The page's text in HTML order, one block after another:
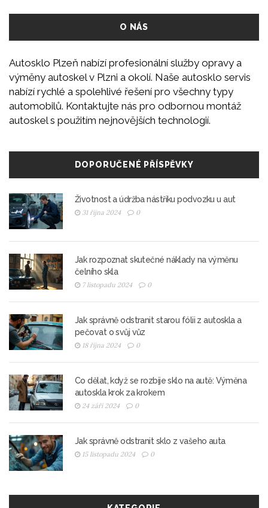
O NÁS
Autosklo Plzeň nabízí profesionální služby opravy a
výměny autoskel v Plzni a okolí. Naše autosklo servis
nabízí rychlé a spolehlivé řešení pro všechny typy
automobilů. Kontaktujte nás pro odbornou montáž
autoskel s použitím nejnovějších technologií.
DOPORUČENÉ PŘÍSPĚVKY
Životnost a údržba nástřiku podvozku u aut
31 října 2024 0
Jak rozpoznat skutečné náklady na výměnu
čelního skla
7 listopadu 2024 0
Jak správně odstranit starou fólii z autoskla a
pečovat o svůj vůz
18 října 2024 0
Co dělat, když se rozbije sklo na autě: Výměna
autoskla krok za krokem
24 září 2024 0
Jak správně odstranit sklo z vašeho auta
15 listopadu 2024 0